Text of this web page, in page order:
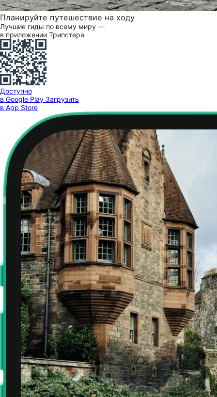
Планируйте путешествие на ходу
Лучшие гиды по всему миру —
в приложении Трипстера
Доступно
в Google Play Загрузить
в App Store